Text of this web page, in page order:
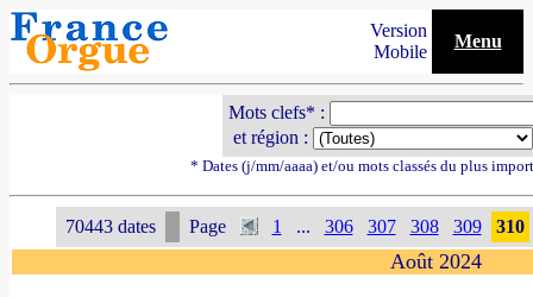
Version
Mobile
Menu
Mots clefs* :
et région :
* Dates (j/mm/aaaa) et/ou mots classés du plus
70443 dates Page 1 ... 306 307 308 309 310
Août 2024